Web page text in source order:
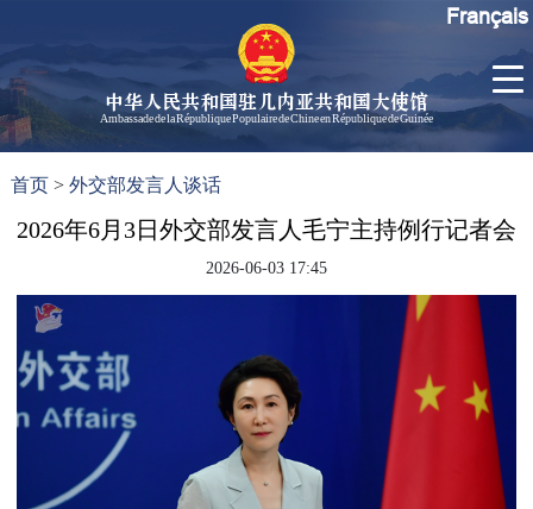
中华人民共和国驻几内亚共和国大使馆
Ambassade de la République Populaire de Chine en République de Guinée
大使信
中国历
任驻几
内亚大
几
Français
首页 >外交部发言人谈话
2026年6月3日外交部发言人毛宁主持例行记者会
2026-06-03 17:45